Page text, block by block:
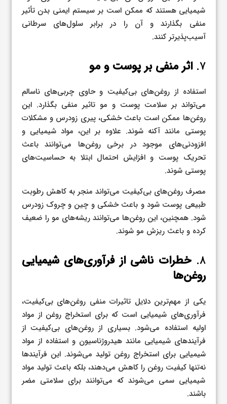
شیمیایی هستند که ممکن است بر سیستم ایمنی بدن تأثیر
منفی بگذارند و آن را در برابر سلول‌های سرطانی
آسیب‌پذیرتر کنند.
۷. اثر منفی بر پوست و مو
استفاده از روغن‌های بی‌کیفیت و حاوی چربی‌های ناسالم
می‌تواند بر سلامت پوست و مو تاثیر منفی بگذارد. این
روغن‌ها ممکن است باعث خشکی، پیری زودرس و مشکلات
پوستی مانند آکنه شوند. علاوه بر این، مواد شیمیایی و
افزودنی‌های موجود در برخی روغن‌ها می‌توانند باعث
تحریک پوست و افزایش احتمال ابتلا به حساسیت‌های
پوستی شوند.
مصرف روغن‌های بی‌کیفیت می‌تواند منجر به کاهش رطوبت
طبیعی پوست شود و باعث خشکی و چین و چروک زودرس
شود. همچنین، این روغن‌ها می‌توانند ریشه‌های مو را ضعیف
کرده و باعث ریزش مو شوند.
۸. خطرات ناشی از فرآوری‌های شیمیایی
روغن‌ها
یکی از مهم‌ترین دلایل تاثیرات منفی روغن‌های بی‌کیفیت،
فرآوری‌های شیمیایی است که برای استخراج روغن از مواد
اولیه استفاده می‌شود. بسیاری از روغن‌های بی‌کیفیت از
فرآیندهای شیمیایی مانند هیدروژناسیون و استفاده از مواد
شیمیایی برای استخراج روغن تولید می‌شوند. این فرآیندها
نه‌تنها کیفیت روغن را کاهش می‌دهند، بلکه باعث تولید مواد
شیمیایی سمی می‌شوند که می‌توانند برای سلامتی مضر
باشند.